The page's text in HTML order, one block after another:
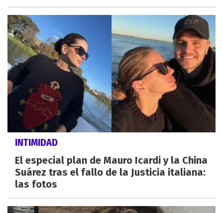
INTIMIDAD
El especial plan de Mauro Icardi y la China
Suárez tras el fallo de la Justicia italiana:
las fotos